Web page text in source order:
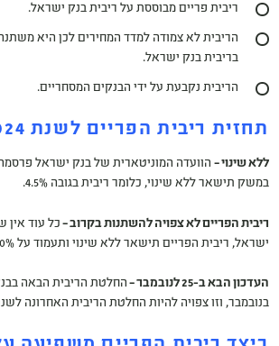
ריבית פריים מבוססת על ריבית בנק ישראל.
הריבית לא צמודה למדד המחירים לכן היא
בריבית בנק ישראל.
הריבית נקבעת על ידי הבנקים המסחריים.
תחזית ריבית הפריים לשנת 2024
ללא שינוי – הוועדה המוניטארית של בנק ישראל
במשק תישאר ללא שינוי, כלומר ריבית בגובה 4.5%.
ריבית הפריים לא צפויה להשתנות בקרוב – כל עוד אין
ישראל, ריבית הפריים תישאר ללא שינוי ותעמוד על 6.0%.
העדכון הבא ב-25 לנובמבר –
בנובמבר, וזו צפויה להיות החלטת הריבית האחרונה לשנת